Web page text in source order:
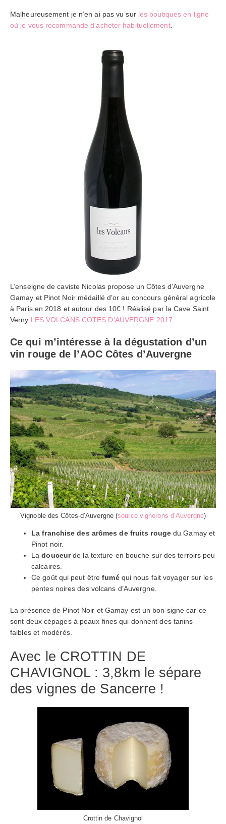
Malheureusement je n’en ai pas vu sur les boutiques en ligne
où je vous recommande d’acheter habituellement.
L’enseigne de caviste Nicolas propose un Côtes d’Auvergne
Gamay et Pinot Noir médaillé d’or au concours général agricole
à Paris en 2018 et autour des 10€ ! Réalisé par la Cave Saint
Verny LES VOLCANS COTES D’AUVERGNE 2017
Ce qui m’intéresse à la dégustation d’un
vin rouge de l’AOC Côtes d’Auvergne
Vignoble des Côtes-d’Auvergne (source vignerons d’Auvergne)
La franchise des arômes de fruits rougedu Gamay et
Pinot noir.
Ladouceurde la texture en bouche sur des terroirs peu
calcaires.
Ce goût qui peut êtrefuméqui nous fait voyager sur les
pentes noires des volcans d’Auvergne.
La présence de Pinot Noir et Gamay est un bon signe car ce
sont deux cépages à peaux fines qui donnent des tanins
faibles et modérés.
Avec le CROTTIN DE
CHAVIGNOL : 3,8km le sépare
des vignes de Sancerre !
Crottin de Chavignol